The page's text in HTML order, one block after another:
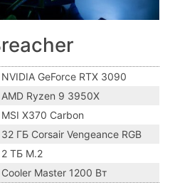
NVIDIA GeForce RTX 3090
AMD Ryzen 9 3950X
MSI X370 Carbon
32 ГБ Corsair Vengeance RGB
2 ТБ M.2
Cooler Master 1200 Вт